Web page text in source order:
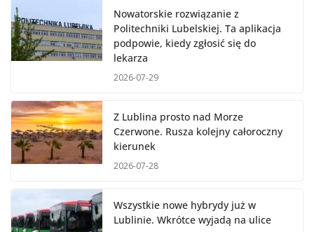
Nowatorskie rozwiązanie z
Politechniki Lubelskiej. Ta aplikacja
podpowie, kiedy zgłosić się do
lekarza
2026-07-29
Z Lublina prosto nad Morze
Czerwone. Rusza kolejny całoroczny
kierunek
2026-07-28
Wszystkie nowe hybrydy już w
Lublinie. Wkrótce wyjadą na ulice